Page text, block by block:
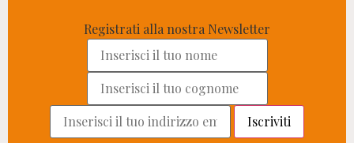
Registrati alla nostra Newsletter